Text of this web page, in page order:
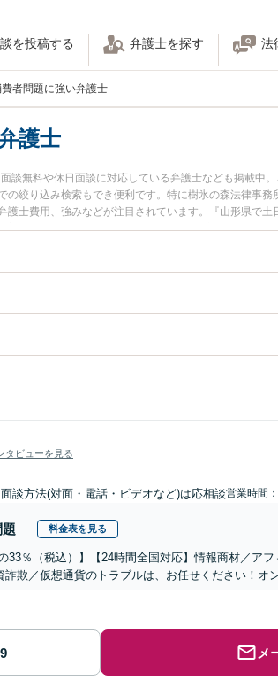
を投稿する 弁護士を探す 法
者問題に強い弁護士
護士
談無料や休日面談に対応している弁護士なども掲載中
絞り込み検索もでき便利です。特に樹氷の森法律事
士費用、強みなどが注目されています。『山形県で
績豊富な近くの弁護士を検索したい』『初回相談無料
タビューを見る
面談方法(対面・電話・ビデオなど)は応相談営業時間
料金表を見る
33％（税込）】【24時間全国対応】情報商材／ア
欺／仮想通貨のトラブルは、お任せください！オ
メ